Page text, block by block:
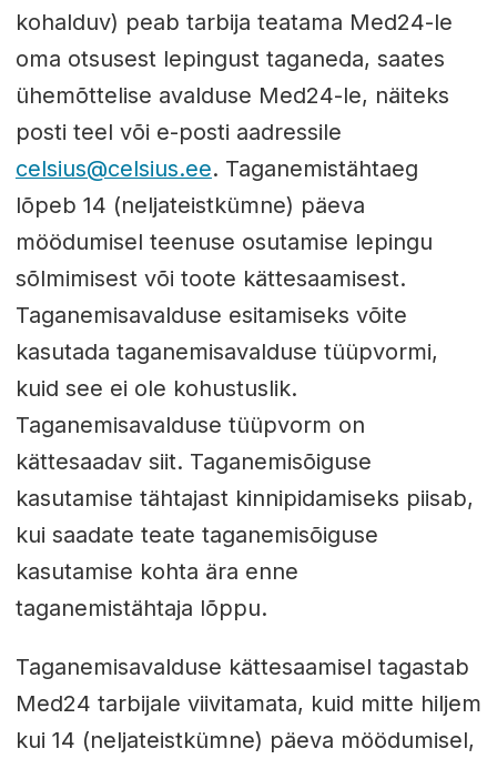
kohalduv) peab tarbija teatama Med24-le
oma otsusest lepingust taganeda, saates
ühemõttelise avalduse Med24-le, näiteks
posti teel või e-posti aadressile
celsius@celsius.ee. Taganemistähtaeg
lõpeb 14 (neljateistkümne) päeva
möödumisel teenuse osutamise lepingu
sõlmimisest või toote kättesaamisest.
Taganemisavalduse esitamiseks võite
kasutada taganemisavalduse tüüpvormi,
kuid see ei ole kohustuslik.
Taganemisavalduse tüüpvorm on
kättesaadav siit. Taganemisõiguse
kasutamise tähtajast kinnipidamiseks piisab,
kui saadate teate taganemisõiguse
kasutamise kohta ära enne
taganemistähtaja lõppu.
Taganemisavalduse kättesaamisel tagastab
Med24 tarbijale viivitamata, kuid mitte hiljem
kui 14 (neljateistkümne) päeva möödumisel,